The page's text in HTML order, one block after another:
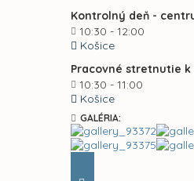
Kontrolný deň -
10:30 - 12:00
Košice
Pracovné stretnutie
10:30 - 11:00
Košice
GALÉRIA: